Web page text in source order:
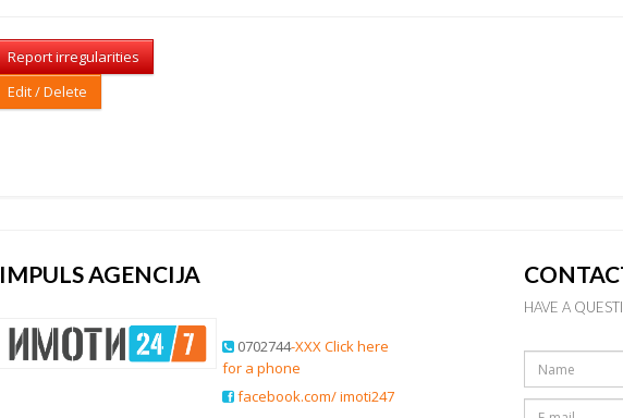
Report irregularities
Edit / Delete
IMPULS AGENCIJA
0702744-XXX Click here
for a phone
facebook.com/ imoti247
HAVE A